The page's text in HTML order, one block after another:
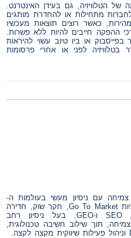
של הטלוויזיה, גם בעידן האינטרנט.
מתחילות או להחדרת מותגים
כאשר רוצים תוצאות מעכשיו
ההפקה חייבים להיות ללא פשרות.
או ביו טיוב עשוי להיראות
לפני או אחרי פרסומות
עם ניסיון מעשי בעולמות ה-
B2B וה-B2C. מומחה בבניית אסטרטגיות Go To Market, חקר שוק, חדירה
לשווקים חדשים, אוטומציה שיווקית, SEO ו-GEO. בעל ניסיון רחב
תוך שילוב חשיבה טכנולוגית,